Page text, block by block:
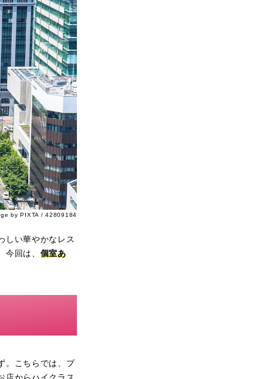
by PIXTA / 42809184
しい華やかなレス
回は、 個室あ
。こちらでは、プ